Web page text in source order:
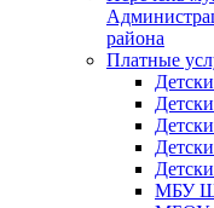
района
Платные
МБУ